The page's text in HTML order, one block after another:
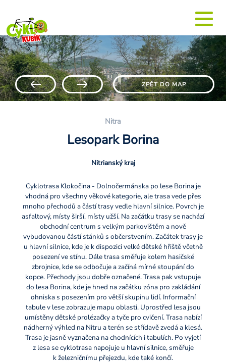
ZPĚT DO MAP
Nitra
Lesopark Borina
Nitrianský kraj
Cyklotrasa Klokočina - Dolnočermánska po lese Borina je
vhodná pro všechny věkové kategorie, ale trasa vede přes
mnoho přechodů a částí trasy vedle hlavní silnice. Povrch je
asfaltový, místy širší, místy užší. Na začátku trasy se nachází
obchodní centrum s velkým parkovištěm a nově
vybudovanou částí stánků s občerstvením. Začátek trasy je
u hlavní silnice, kde je k dispozici velké dětské hřiště včetně
posezení ve stínu. Dále trasa směřuje kolem hasičské
zbrojnice, kde se odbočuje a začíná mírné stoupání do
kopce. Přechody jsou dobře označené. Trasa pak vstupuje
do lesa Borina, kde je hned na začátku zóna pro zakládání
ohniska s posezením pro větší skupinu lidí. Informační
tabule v lese zobrazuje mapu oblasti. Uprostřed lesa jsou
umístěny dětské prolézačky a tyče pro cvičení. Trasa nabízí
nádherný výhled na Nitru a terén se střídavě zvedá a klesá.
Trasa je jasně vyznačena na chodnících i tabulích. Po vyjetí
z lesa se cyklotrasa napojuje u hlavní silnice, směřuje
k železničnímu přejezdu, kde také končí.